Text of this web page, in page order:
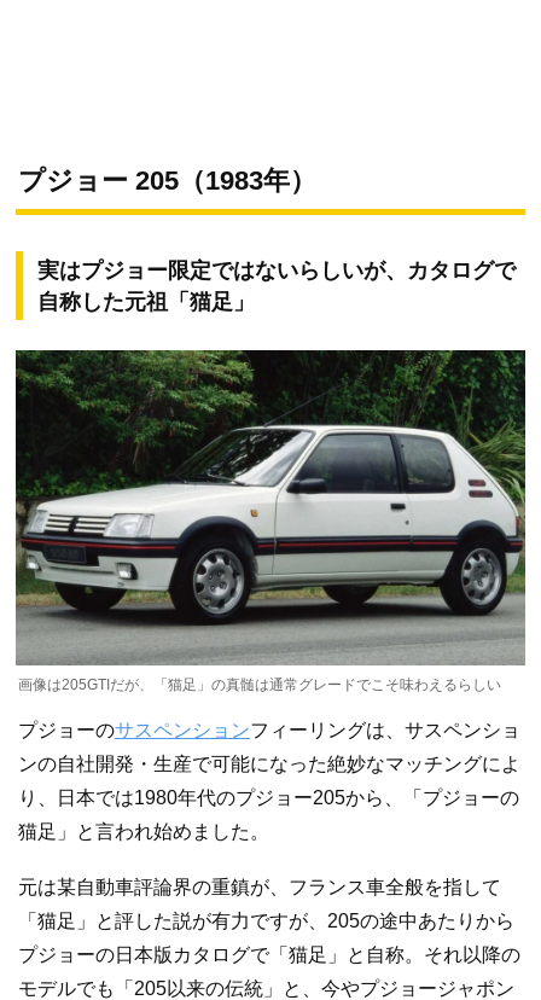
プジョー 205（1983年）
実はプジョー限定ではないらしいが、カタログで
自称した元祖「猫足」
画像は205GTIだが、「猫足」の真髄は通常グレードでこそ味わえるらしい
プジョーのサスペンションフィーリングは、サスペンショ
ンの自社開発・生産で可能になった絶妙なマッチングによ
り、日本では1980年代のプジョー205から、「プジョーの
猫足」と言われ始めました。
元は某自動車評論界の重鎮が、フランス車全般を指して
「猫足」と評した説が有力ですが、205の途中あたりから
プジョーの日本版カタログで「猫足」と自称。それ以降の
モデルでも「205以来の伝統」と、今やプジョージャポン